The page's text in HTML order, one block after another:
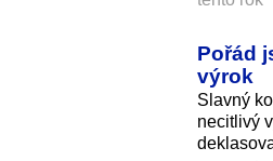
Pořád
výrok
Slavný
necitlivý